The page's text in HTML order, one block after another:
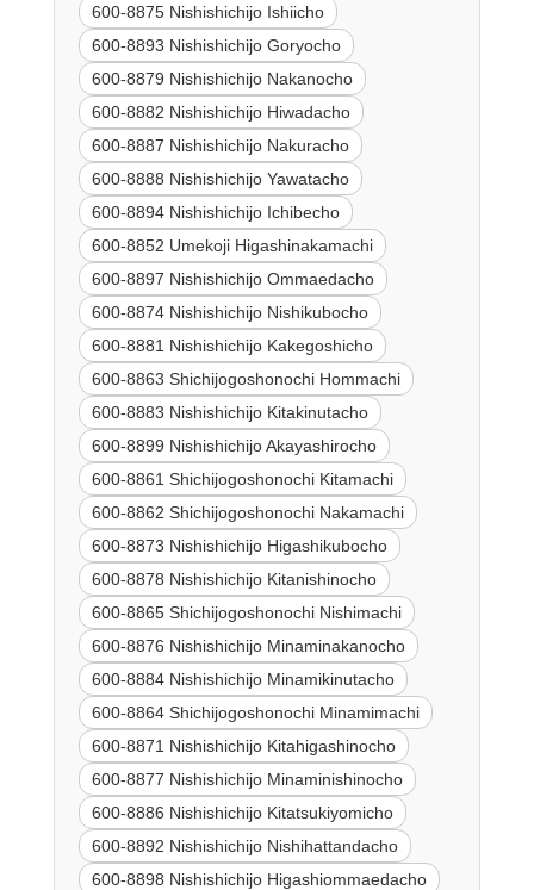
600-8875 Nishishichijo Ishiicho
600-8893 Nishishichijo Goryocho
600-8879 Nishishichijo Nakanocho
600-8882 Nishishichijo Hiwadacho
600-8887 Nishishichijo Nakuracho
600-8888 Nishishichijo Yawatacho
600-8894 Nishishichijo Ichibecho
600-8852 Umekoji Higashinakamachi
600-8897 Nishishichijo Ommaedacho
600-8874 Nishishichijo Nishikubocho
600-8881 Nishishichijo Kakegoshicho
600-8863 Shichijogoshonochi Hommachi
600-8883 Nishishichijo Kitakinutacho
600-8899 Nishishichijo Akayashirocho
600-8861 Shichijogoshonochi Kitamachi
600-8862 Shichijogoshonochi Nakamachi
600-8873 Nishishichijo Higashikubocho
600-8878 Nishishichijo Kitanishinocho
600-8865 Shichijogoshonochi Nishimachi
600-8876 Nishishichijo Minaminakanocho
600-8884 Nishishichijo Minamikinutacho
600-8864 Shichijogoshonochi Minamimachi
600-8871 Nishishichijo Kitahigashinocho
600-8877 Nishishichijo Minaminishinocho
600-8886 Nishishichijo Kitatsukiyomicho
600-8892 Nishishichijo Nishihattandacho
600-8898 Nishishichijo Higashiommaedacho